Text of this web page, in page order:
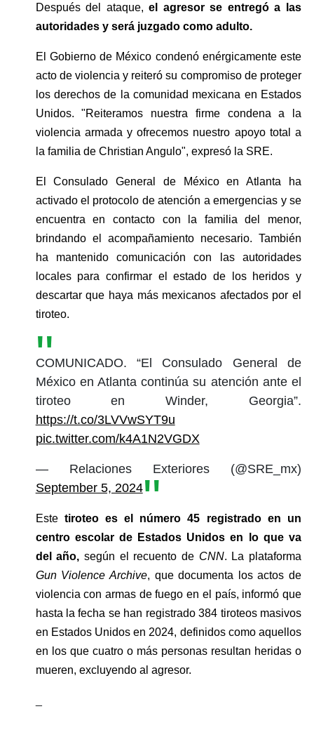
Después del ataque, el agresor se entregó a las
autoridades y será juzgado como adulto.
El Gobierno de México condenó enérgicamente este
acto de violencia y reiteró su compromiso de proteger
los derechos de la comunidad mexicana en Estados
Unidos. "Reiteramos nuestra firme condena a la
violencia armada y ofrecemos nuestro apoyo total a
la familia de Christian Angulo", expresó la SRE.
El Consulado General de México en Atlanta ha
activado el protocolo de atención a emergencias y se
encuentra en contacto con la familia del menor,
brindando el acompañamiento necesario. También
ha mantenido comunicación con las autoridades
locales para confirmar el estado de los heridos y
descartar que haya más mexicanos afectados por el
tiroteo.
COMUNICADO. “El Consulado General de
México en Atlanta continúa su atención ante el
tiroteo en Winder, Georgia”.
https://t.co/3LVVwSYT9u
pic.twitter.com/k4A1N2VGDX
— Relaciones Exteriores (@SRE_mx)
September 5, 2024
Este tiroteo es el número 45 registrado en un
centro escolar de Estados Unidos en lo que va
del año, según el recuento de CNN. La plataforma
Gun Violence Archive, que documenta los actos de
violencia con armas de fuego en el país, informó que
hasta la fecha se han registrado 384 tiroteos masivos
en Estados Unidos en 2024, definidos como aquellos
en los que cuatro o más personas resultan heridas o
mueren, excluyendo al agresor.